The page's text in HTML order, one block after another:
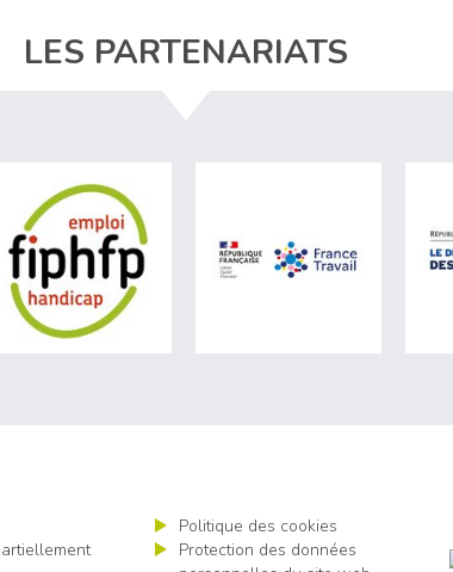
LES PARTENARIATS
(nouvelle fenêtre)
site de Agefiph (nouvelle fenêtre)visiter les site de Fiphfp (nouvellevisiter les
Politique des cookies
Protection des données